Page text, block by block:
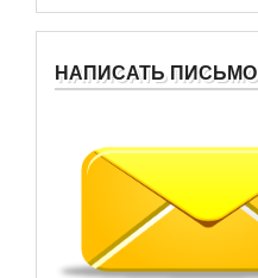
НАПИСАТЬ ПИСЬМО